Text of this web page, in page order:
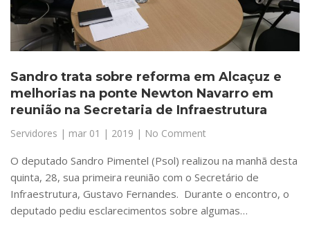
Sandro trata sobre reforma em Alcaçuz e
melhorias na ponte Newton Navarro em
reunião na Secretaria de Infraestrutura
Servidores | mar 01 | 2019 | No Comment
O deputado Sandro Pimentel (Psol) realizou na manhã desta
quinta, 28, sua primeira reunião com o Secretário de
Infraestrutura, Gustavo Fernandes. Durante o encontro, o
deputado pediu esclarecimentos sobre algumas…